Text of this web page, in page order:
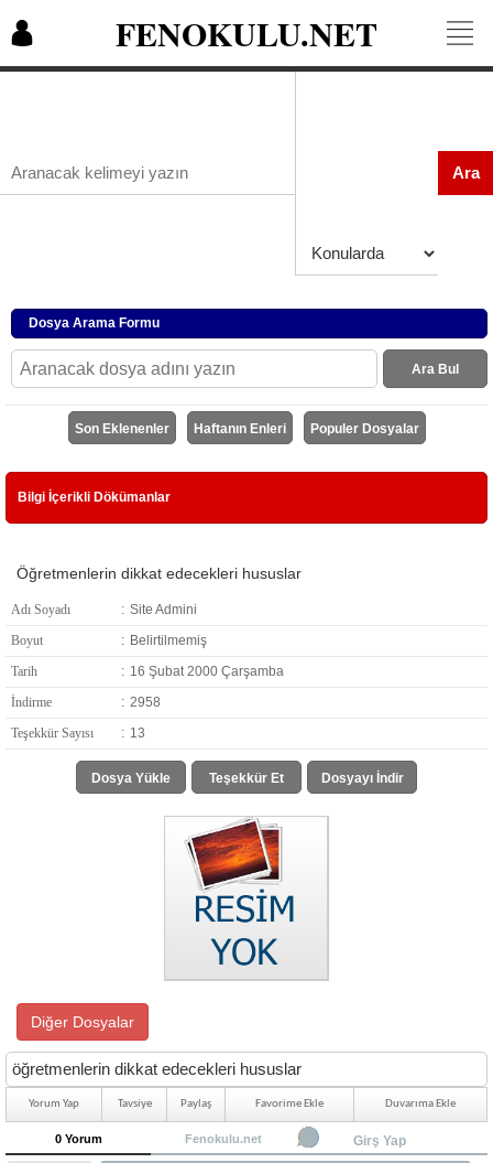
FENOKULU.NET
Ara
Dosya Arama Formu
Ara Bul
Son Eklenenler Haftanın Enleri Populer Dosyalar
Bilgi İçerikli Dökümanlar
Öğretmenlerin dikkat edecekleri hususlar
Adı Soyadı : Site Admini
Boyut
: Belirtilmemiş
Tarih
: 16 Şubat 2000 Çarşamba
İndirme
: 2958
Teşekkür Sayısı
: 13
Dosya Yükle Teşekkür Et Dosyayı İndir
Diğer Dosyalar
öğretmenlerin dikkat edecekleri hususlar
Yorum Yap Tavsiye Paylaş Favorime Ekle Duvarıma Ekle
0 Yorum Fenokulu.net Girş Yap